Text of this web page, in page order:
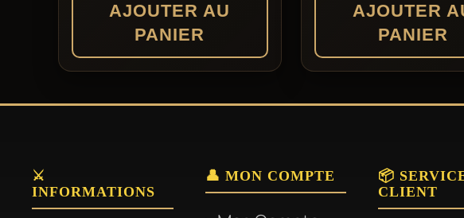
AJOUTER AU
PANIER
AJOUTER
PANIER
⚔️
INFORMATIONS
👤 MON COMPTE
📦
CLIENT